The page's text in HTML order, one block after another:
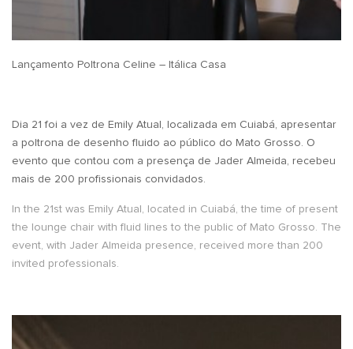
Lançamento Poltrona Celine – Itálica Casa
Dia 21 foi a vez de Emily Atual, localizada em Cuiabá, apresentar
a poltrona de desenho fluido ao público do Mato Grosso. O
evento que contou com a presença de Jader Almeida, recebeu
mais de 200 profissionais convidados.
In the 21st was Emily Atual, located in Cuiabá, the time of present
the lounge chair with fluid lines to the public of Mato Grosso. The
event, with Jader Almeida presence, received more than 200
invited professionals.